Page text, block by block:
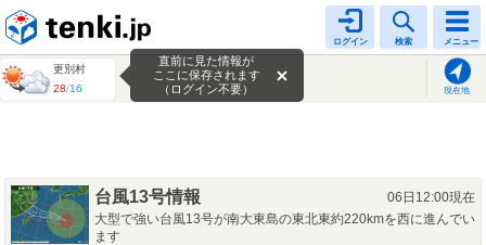
ログイン 検索 メニュー
更別村
28/16 現在地
直前に見た情報が
ここに保存されます
（ログイン不要）
台風13号情報
06日12:00現在
大型で強い台風13号が南大東島の東北東約220kmを西に進んでい
ます